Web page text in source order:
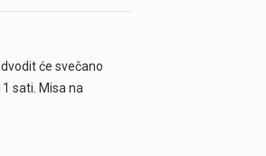
će svečano
sati. Misa na